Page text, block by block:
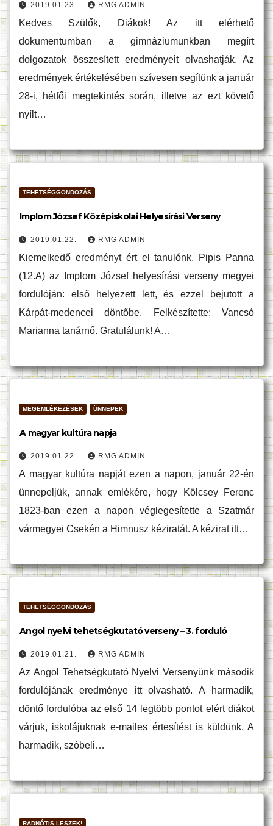
2019.01.23. RMG ADMIN
Kedves Szülők, Diákok! Az itt elérhető
dokumentumban a gimnáziumunkban megírt
dolgozatok összesített eredményeit olvashatják. Az
eredmények értékelésében szívesen segítünk a január
28-i, hétfői megtekintés során, illetve az ezt követő
nyílt…
TEHETSÉGGONDOZÁS
Implom József Középiskolai Helyesírási Verseny
2019.01.22. RMG ADMIN
Kiemelkedő eredményt ért el tanulónk, Pipis Panna
(12.A) az Implom József helyesírási verseny megyei
fordulóján: első helyezett lett, és ezzel bejutott a
Kárpát-medencei döntőbe. Felkészítette: Vancsó
Marianna tanárnő. Gratulálunk! A…
MEGEMLÉKEZÉSEK ÜNNEPEK
A magyar kultúra napja
2019.01.22. RMG ADMIN
A magyar kultúra napját ezen a napon, január 22-én
ünnepeljük, annak emlékére, hogy Kölcsey Ferenc
1823-ban ezen a napon véglegesítette a Szatmár
vármegyei Csekén a Himnusz kéziratát. A kézirat itt…
TEHETSÉGGONDOZÁS
Angol nyelvi tehetségkutató verseny – 3. forduló
2019.01.21. RMG ADMIN
Az Angol Tehetségkutató Nyelvi Versenyünk második
fordulójának eredménye itt olvasható. A harmadik,
döntő fordulóba az első 14 legtöbb pontot elért diákot
várjuk, iskolájuknak e-mailes értesítést is küldünk. A
harmadik, szóbeli…
RADNÓTIS LESZEK!